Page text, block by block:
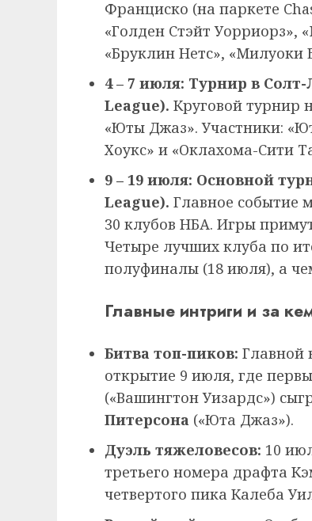
Франциско (на паркете
«Голден Стэйт Уорриорз»,
«Бруклин Нетс», «Милуоки
4 – 7 июля: Турнир в
League). Круговой турнир
«Юты Джаз». Участники:
Хоукс» и «Оклахома-Сити
9 – 19 июля: Основной
League). Главное событие
30 клубов НБА. Игры
Четыре лучших клуба по
полуфиналы (18 июля), а
Главные интриги и за
Битва топ-пиков: Главной
открытие 9 июля, где
(«Вашингтон Уизардс»)
Питерсона («Юта Джаз»).
Дуэль тяжеловесов: 10
третьего номера драфта
четвертого пика Калеба